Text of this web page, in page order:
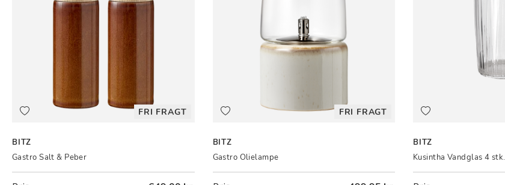
FRI FRAGT
BITZ
Gastro Salt & Peber
FRI FRAGT
BITZ
Gastro Olielampe
BITZ
Kusintha Vandglas 4 stk.